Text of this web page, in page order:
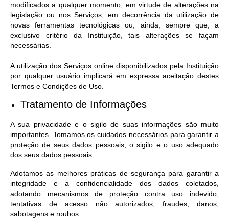
modificados a qualquer momento, em virtude de alterações na
legislação ou nos Serviços, em decorrência da utilização de
novas ferramentas tecnológicas ou, ainda, sempre que, a
exclusivo critério da Instituição, tais alterações se façam
necessárias.
A utilização dos Serviços online disponibilizados pela Instituição
por qualquer usuário implicará em expressa aceitação destes
Termos e Condições de Uso.
Tratamento de Informações
A sua privacidade e o sigilo de suas informações são muito
importantes. Tomamos os cuidados necessários para garantir a
proteção de seus dados pessoais, o sigilo e o uso adequado
dos seus dados pessoais.
Adotamos as melhores práticas de segurança para garantir a
integridade e a confidencialidade dos dados coletados,
adotando mecanismos de proteção contra uso indevido,
tentativas de acesso não autorizados, fraudes, danos,
sabotagens e roubos.